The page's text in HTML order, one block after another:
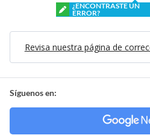
¿ENCONTRASTE UN
ERROR?
Revisa nuestra página de
Síguenos en: